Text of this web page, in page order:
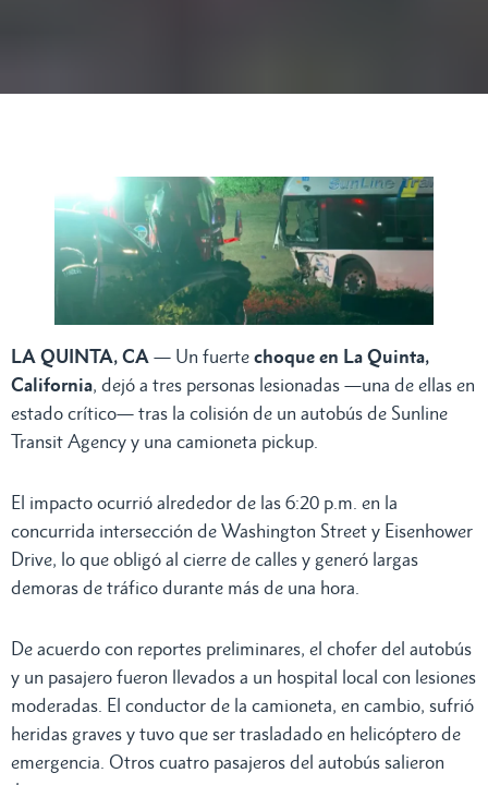
LA QUINTA, CA — Un fuerte choque en La Quinta,
California, dejó a tres personas lesionadas —una de ellas en
estado crítico— tras la colisión de un autobús de Sunline
Transit Agency y una camioneta pickup.
El impacto ocurrió alrededor de las 6:20 p.m. en la
concurrida intersección de Washington Street y Eisenhower
Drive, lo que obligó al cierre de calles y generó largas
demoras de tráfico durante más de una hora.
De acuerdo con reportes preliminares, el chofer del autobús
y un pasajero fueron llevados a un hospital local con lesiones
moderadas. El conductor de la camioneta, en cambio, sufrió
heridas graves y tuvo que ser trasladado en helicóptero de
emergencia. Otros cuatro pasajeros del autobús salieron